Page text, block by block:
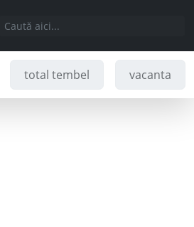
total tembel vacanta